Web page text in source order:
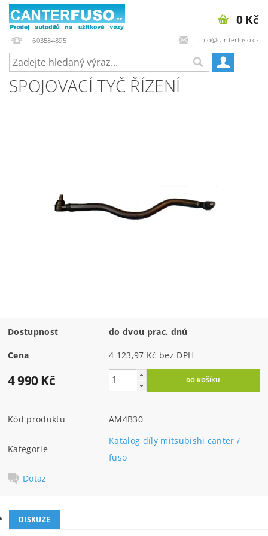
603584895 info@canterfuso.cz
0 Kč
SPOJOVACÍ TYČ ŘÍZENÍ
Dostupnost do dvou prac. dnů
Cena 4 123,97 Kč bez DPH
4 990 Kč
Kód produktu AM4B30
Kategorie
Katalog díly mitsubishi canter /
fuso
Dotaz
DISKUZE